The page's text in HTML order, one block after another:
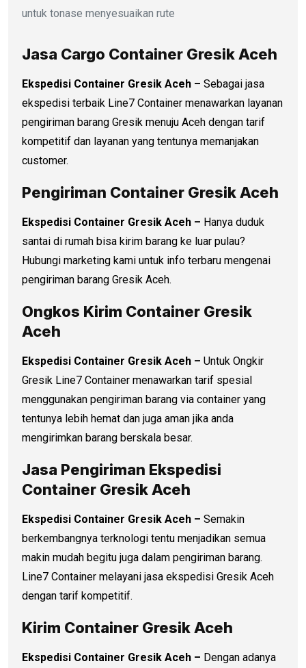
untuk tonase menyesuaikan rute
Jasa Cargo Container Gresik Aceh
Ekspedisi Container Gresik Aceh – Sebagai jasa
ekspedisi terbaik Line7 Container menawarkan layanan
pengiriman barang Gresik menuju Aceh dengan tarif
kompetitif dan layanan yang tentunya memanjakan
customer.
Pengiriman Container Gresik Aceh
Ekspedisi Container Gresik Aceh – Hanya duduk
santai di rumah bisa kirim barang ke luar pulau?
Hubungi marketing kami untuk info terbaru mengenai
pengiriman barang Gresik Aceh.
Ongkos Kirim Container Gresik
Aceh
Ekspedisi Container Gresik Aceh – Untuk Ongkir
Gresik Line7 Container menawarkan tarif spesial
menggunakan pengiriman barang via container yang
tentunya lebih hemat dan juga aman jika anda
mengirimkan barang berskala besar.
Jasa Pengiriman Ekspedisi
Container Gresik Aceh
Ekspedisi Container Gresik Aceh – Semakin
berkembangnya terknologi tentu menjadikan semua
makin mudah begitu juga dalam pengiriman barang.
Line7 Container melayani jasa ekspedisi Gresik Aceh
dengan tarif kompetitif.
Kirim Container Gresik Aceh
Ekspedisi Container Gresik Aceh – Dengan adanya